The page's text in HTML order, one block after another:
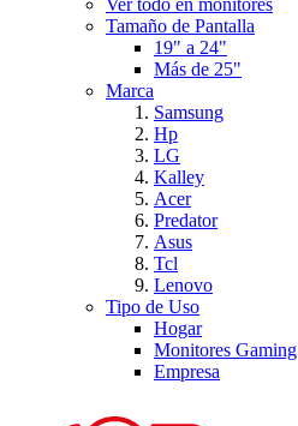
Tamaño de Pantalla
19" a 24"
Más de 25"
Marca
Samsung
Hp
LG
Kalley
Acer
Predator
Asus
Tcl
Lenovo
Tipo de Uso
Hogar
Monitores Gaming
Empresa